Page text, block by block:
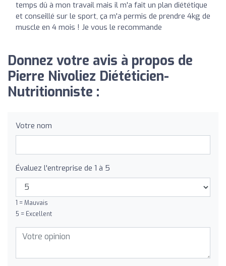
temps dû à mon travail mais il m'a fait un plan diététique
et conseillé sur le sport, ça m'a permis de prendre 4kg de
muscle en 4 mois ! Je vous le recommande
Donnez votre avis à propos de
Pierre Nivoliez Diététicien-
Nutritionniste :
Votre nom
Évaluez l'entreprise de 1 à 5
1 = Mauvais
5 = Excellent